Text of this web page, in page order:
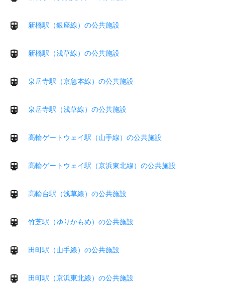
新橋駅（銀座線）の公共施設
新橋駅（浅草線）の公共施設
泉岳寺駅（京急本線）の公共施設
泉岳寺駅（浅草線）の公共施設
高輪ゲートウェイ駅（山手線）の公共施設
高輪ゲートウェイ駅（京浜東北線）の公共施設
高輪台駅（浅草線）の公共施設
竹芝駅（ゆりかもめ）の公共施設
田町駅（山手線）の公共施設
田町駅（京浜東北線）の公共施設